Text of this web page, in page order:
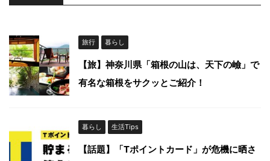
旅行 暮らし
【旅】神奈川県「箱根の山は、天下の嶮」で
有名な箱根をサクッとご紹介！
暮らし 生活Tips
【話題】「Tポイントカード」が危機に晒さ